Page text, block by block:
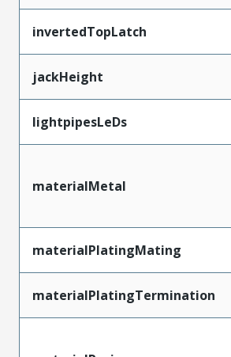
invertedTopLatch
jackHeight
lightpipesLeDs
materialMetal
materialPlatingMating
materialPlatingTermination